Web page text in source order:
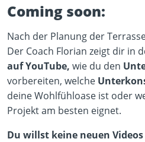
Coming soon:
Nach der Planung der
Der Coach Florian zeigt dir in
auf YouTube, wie du den
vorbereiten, welche
deine Wohlfühloase ist oder
Projekt am besten eignet.
Du willst keine neuen Videos